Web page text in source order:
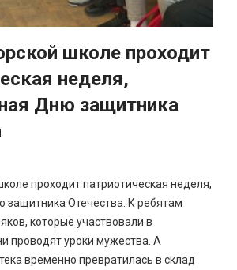
школе проходит
неделя,
Дню защитника
проходит патриотическая неделя,
Отечества. К ребятам
которые участвовали в
проводят уроки мужества. А
временно превратилась в склад